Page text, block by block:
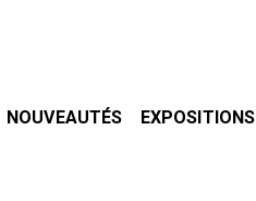
NOUVEAUTÉS EXPOSITIONS